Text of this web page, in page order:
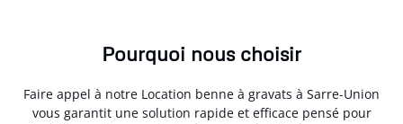
Pourquoi nous choisir
Faire appel à notre Location benne à gravats à Sarre-Union
vous garantit une solution rapide et efficace pensé pour